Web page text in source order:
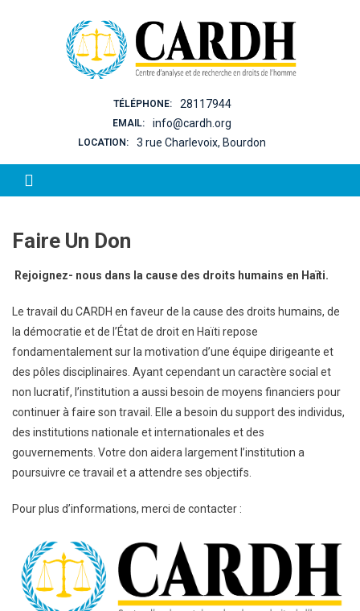
TÉLÉPHONE: 28117944
EMAIL: info@cardh.org
LOCATION: 3 rue Charlevoix, Bourdon
Faire Un Don
Rejoignez- nous dans la cause des droits humains en Haïti.
Le travail du CARDH en faveur de la cause des droits humains, de
la démocratie et de l’État de droit en Haïti repose
fondamentalement sur la motivation d’une équipe dirigeante et
des pôles disciplinaires. Ayant cependant un caractère social et
non lucratif, l’institution a aussi besoin de moyens financiers pour
continuer à faire son travail. Elle a besoin du support des individus,
des institutions nationale et internationales et des
gouvernements. Votre don aidera largement l’institution a
poursuivre ce travail et a attendre ses objectifs.
Pour plus d’informations, merci de contacter :